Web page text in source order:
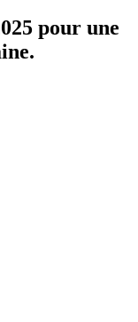
pour une